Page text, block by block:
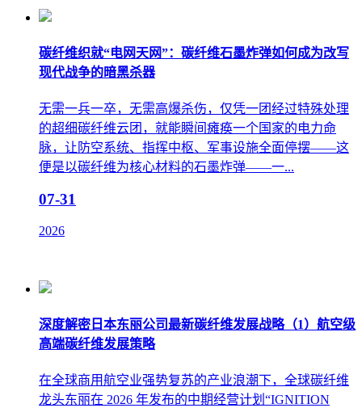
碳纤维织就“电网天网”：碳纤维石墨炸弹如何成为改写
现代战争的暗黑杀器
无需一兵一卒，无需高爆杀伤，仅凭一团经过特殊处理
的超细碳纤维云团，就能瞬间瘫痪一个国家的电力命
脉，让防空系统、指挥中枢、军事设施全面停摆——这
便是以碳纤维为核心材料的石墨炸弹——一...
07-31
2026
深度解密日本东丽公司最新碳纤维发展战略（1）航空级
高端碳纤维发展策略
在全球商用航空业强势复苏的产业浪潮下，全球碳纤维
龙头东丽在 2026 年发布的中期经营计划“IGNITION